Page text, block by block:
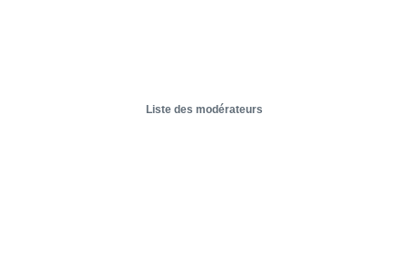
Liste des modérateurs